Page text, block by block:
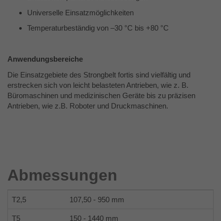
Universelle Einsatzmöglichkeiten
Temperaturbeständig von –30 °C bis +80 °C
Anwendungsbereiche
Die Einsatzgebiete des Strongbelt fortis sind vielfältig und
erstrecken sich von leicht belasteten Antrieben, wie z. B.
Büromaschinen und medizinischen Geräte bis zu präzisen
Antrieben, wie z.B. Roboter und Druckmaschinen.
Abmessungen
T2,5 107,50 - 950 mm
T5 150 - 1440 mm
Analysebericht der Website zu verfolgen.
anonym und weisen eine randoly
Name _gid
Anbieter Google Analytics
Zweck
Informationen darüber zu speichern, wie
Besucher eine Website nutzen, und hilft
darüber, wie es der Website geht. Die
erhobenen Daten umfassen die Anzahl